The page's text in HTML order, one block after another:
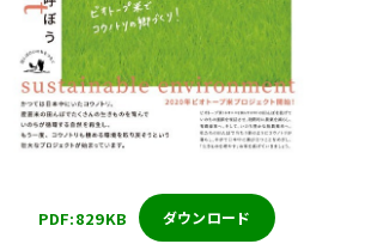
PDF:829KB ダウンロード